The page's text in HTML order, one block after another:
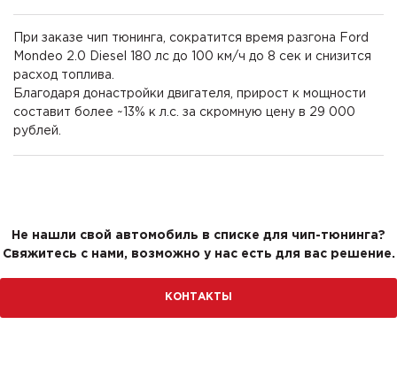
При заказе чип тюнинга, сократится время разгона Ford
Mondeo 2.0 Diesel 180 лс до 100 км/ч до 8 сек и снизится
расход топлива.
Благодаря донастройки двигателя, прирост к мощности
составит более ~13% к л.с. за скромную цену в 29 000
рублей.
Не нашли свой автомобиль в списке для чип-тюнинга?
Свяжитесь с нами, возможно у нас есть для вас решение.
КОНТАКТЫ